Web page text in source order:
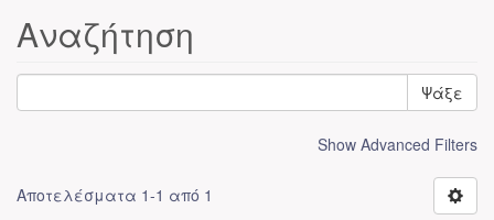
Αναζήτηση
Ψάξε
Show Advanced Filters
Αποτελέσματα 1-1 από 1